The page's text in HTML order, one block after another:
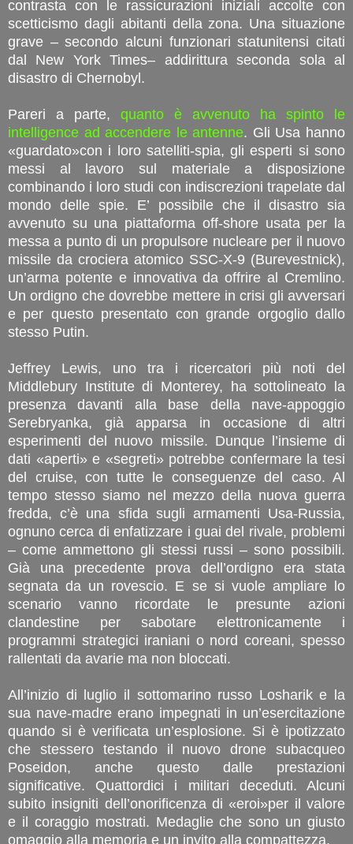
contrasta con le rassicurazioni iniziali accolte con
scetticismo dagli abitanti della zona. Una situazione
grave – secondo alcuni funzionari statunitensi citati
dal New York Times– addirittura seconda sola al
disastro di Chernobyl.
Pareri a parte, quanto è avvenuto ha spinto le
intelligence ad accendere le antenne. Gli Usa hanno
«guardato»con i loro satelliti-spia, gli esperti si sono
messi al lavoro sul materiale a disposizione
combinando i loro studi con indiscrezioni trapelate dal
mondo delle spie. E’ possibile che il disastro sia
avvenuto su una piattaforma off-shore usata per la
messa a punto di un propulsore nucleare per il nuovo
missile da crociera atomico SSC-X-9 (Burevestnick),
un’arma potente e innovativa da offrire al Cremlino.
Un ordigno che dovrebbe mettere in crisi gli avversari
e per questo presentato con grande orgoglio dallo
stesso Putin.
Jeffrey Lewis, uno tra i ricercatori più noti del
Middlebury Institute di Monterey, ha sottolineato la
presenza davanti alla base della nave-appoggio
Serebryanka, già apparsa in occasione di altri
esperimenti del nuovo missile. Dunque l’insieme di
dati «aperti» e «segreti» potrebbe confermare la tesi
del cruise, con tutte le conseguenze del caso. Al
tempo stesso siamo nel mezzo della nuova guerra
fredda, c’è una sfida sugli armamenti Usa-Russia,
ognuno cerca di enfatizzare i guai del rivale, problemi
– come ammettono gli stessi russi – sono possibili.
Già una precedente prova dell’ordigno era stata
segnata da un rovescio. E se si vuole ampliare lo
scenario vanno ricordate le presunte azioni
clandestine per sabotare elettronicamente i
programmi strategici iraniani o nord coreani, spesso
rallentati da avarie ma non bloccati.
All’inizio di luglio il sottomarino russo Losharik e la
sua nave-madre erano impegnati in un’esercitazione
quando si è verificata un’esplosione. Si è ipotizzato
che stessero testando il nuovo drone subacqueo
Poseidon, anche questo dalle prestazioni
significative. Quattordici i militari deceduti. Alcuni
subito insigniti dell’onorificenza di «eroi»per il valore
e il coraggio mostrati. Medaglie che sono un giusto
omaggio alla memoria e un invito alla compattezza.